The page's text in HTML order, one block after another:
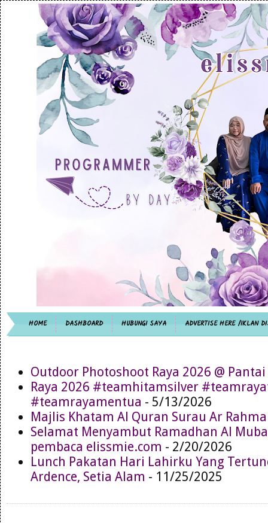
HOME DASHBOARD HUBUNGI SAYA ADVERTISE HERE /IKLAN
Outdoor Photoshoot Raya 2026 @ Pantai
Raya 2026 #teamhitamsilver
#teamrayamentua - 5/13/2026
Majlis Khatam Al Quran Surau Ar
Selamat Menyambut Ramadhan Al
pembaca elissmie.com - 2/20/2026
Lunch Pakatan Hari Lahirku Yang
Ardence, Setia Alam - 11/25/2025